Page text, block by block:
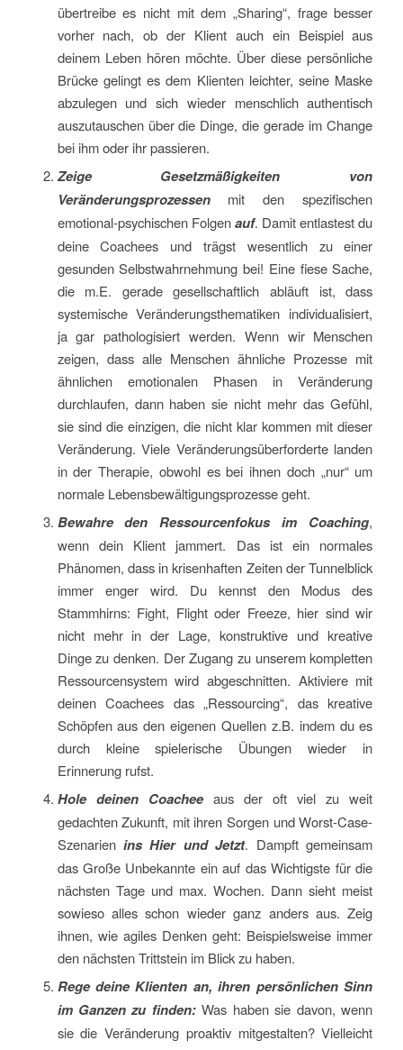
übertreibe es nicht mit dem „Sharing“, frage besser
vorher nach, ob der Klient auch ein Beispiel aus
deinem Leben hören möchte. Über diese persönliche
Brücke gelingt es dem Klienten leichter, seine Maske
abzulegen und sich wieder menschlich authentisch
auszutauschen über die Dinge, die gerade im Change
bei ihm oder ihr passieren.
Zeige
Gesetzmäßigkeiten von
Veränderungsprozessenmit den spezifischen
emotional-psychischen Folgenauf. Damit entlastest du
deine Coachees und trägst wesentlich zu einer
gesunden Selbstwahrnehmung bei! Eine fiese Sache,
die m.E. gerade gesellschaftlich abläuft ist, dass
systemische Veränderungsthematiken individualisiert,
ja gar pathologisiert werden. Wenn wir Menschen
zeigen, dass alle Menschen ähnliche Prozesse mit
ähnlichen emotionalen Phasen in Veränderung
durchlaufen, dann haben sie nicht mehr das Gefühl,
sie sind die einzigen, die nicht klar kommen mit dieser
Veränderung. Viele Veränderungsüberforderte landen
in der Therapie, obwohl es bei ihnen doch „nur“ um
normale Lebensbewältigungsprozesse geht.
Bewahre den Ressourcenfokus im Coaching,
wenn dein Klient jammert. Das ist ein normales
Phänomen, dass in krisenhaften Zeiten der Tunnelblick
immer enger wird. Du kennst den Modus des
Stammhirns: Fight, Flight oder Freeze, hier sind wir
nicht mehr in der Lage, konstruktive und kreative
Dinge zu denken. Der Zugang zu unserem kompletten
Ressourcensystem wird abgeschnitten. Aktiviere mit
deinen Coachees das „Ressourcing“, das kreative
Schöpfen aus den eigenen Quellen z.B. indem du es
durch kleine spielerische Übungen wieder in
Erinnerung rufst.
Hole deinen Coachee aus der oft viel zu weit
gedachten Zukunft, mit ihren Sorgen und Worst-Case-
Szenarienins Hier und Jetzt. Dampft gemeinsam
das Große Unbekannte ein auf das Wichtigste für die
nächsten Tage und max. Wochen. Dann sieht meist
sowieso alles schon wieder ganz anders aus. Zeig
ihnen, wie agiles Denken geht: Beispielsweise immer
den nächsten Trittstein im Blick zu haben.
Rege deine Klienten an, ihren persönlichen Sinn
im Ganzen zu finden:Was haben sie davon, wenn
sie die Veränderung proaktiv mitgestalten? Vielleicht